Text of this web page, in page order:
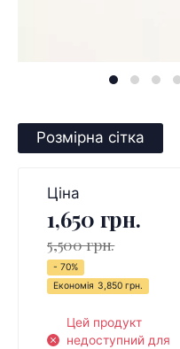
Розмірна сітка
Ціна
1,650 грн.
5,500 грн.
- 70%
Економія 3,850 грн.
Цей продукт
недоступний для